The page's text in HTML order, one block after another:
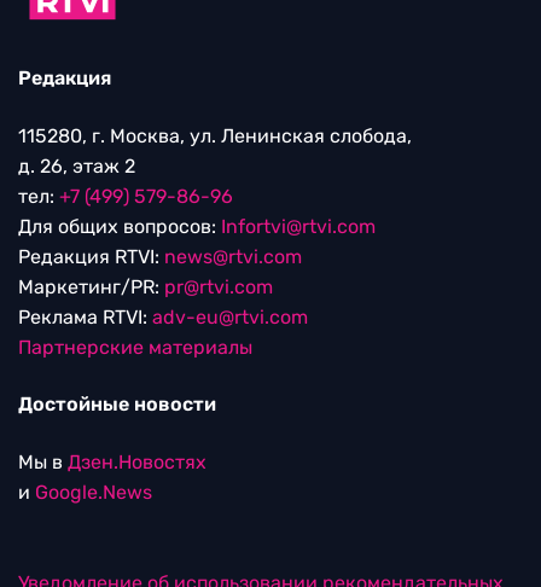
Редакция
115280, г. Москва, ул. Ленинская слобода,
д. 26, этаж 2
тел: +7 (499) 579-86-96
Для общих вопросов: Infortvi@rtvi.com
Редакция RTVI: news@rtvi.com
Маркетинг/PR: pr@rtvi.com
Реклама RTVI: adv-eu@rtvi.com
Партнерские материалы
Достойные новости
Мы в Дзен.Новостях
и Google.News